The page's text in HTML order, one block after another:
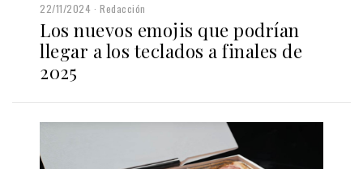
22/11/2024 Redacción
Los nuevos emojis que podrían
llegar a los teclados a finales de
2025